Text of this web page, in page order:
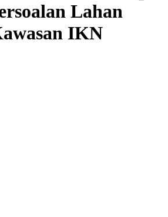
Lahan
IKN